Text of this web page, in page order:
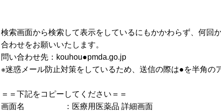
検索画面から検索して表示をしているにもかかわらず、何回
合わせをお願いいたします。
問い合わせ先：kouhou●pmda.go.jp
※迷惑メール防止対策をしているため、送信の際は●を半角の
＝＝下記をコピーしてください＝＝
画面名 ：医療用医薬品 詳細画面